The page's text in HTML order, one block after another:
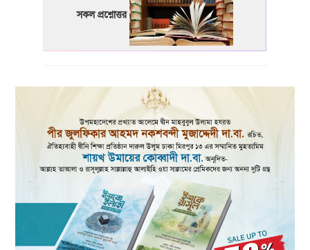
সকল প্রশ্নোত্তর